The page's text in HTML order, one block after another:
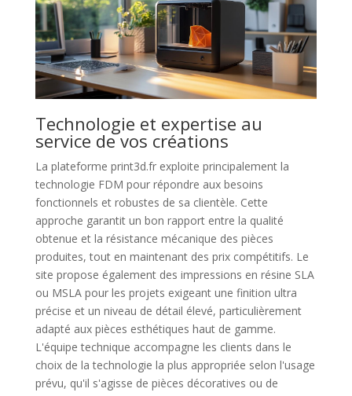
Technologie et expertise au
service de vos créations
La plateforme print3d.fr exploite principalement la
technologie FDM pour répondre aux besoins
fonctionnels et robustes de sa clientèle. Cette
approche garantit un bon rapport entre la qualité
obtenue et la résistance mécanique des pièces
produites, tout en maintenant des prix compétitifs. Le
site propose également des impressions en résine SLA
ou MSLA pour les projets exigeant une finition ultra
précise et un niveau de détail élevé, particulièrement
adapté aux pièces esthétiques haut de gamme.
L'équipe technique accompagne les clients dans le
choix de la technologie la plus appropriée selon l'usage
prévu, qu'il s'agisse de pièces décoratives ou de